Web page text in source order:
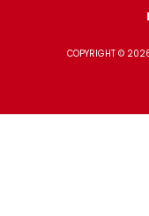
COPYRIGHT ©